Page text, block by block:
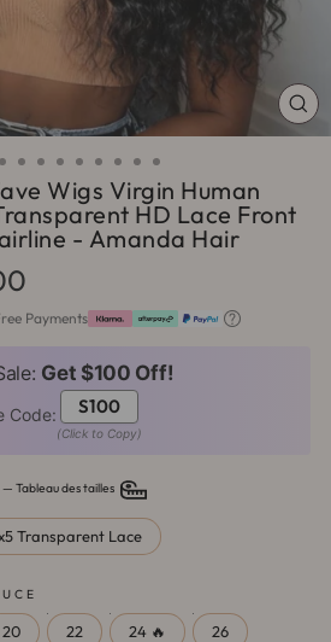
Wigs Virgin Human
HD Lace Front
- Amanda Hair
Payments
Get $100 Off!
Code: S100
(Click to Copy)
— Tableau des tailles
7x5 Transparent Lace
20 22 24 🔥 26